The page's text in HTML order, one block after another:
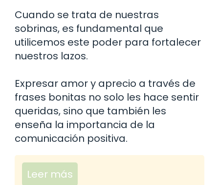
Cuando se trata de nuestras
sobrinas, es fundamental que
utilicemos este poder para fortalecer
nuestros lazos.
Expresar amor y aprecio a través de
frases bonitas no solo les hace sentir
queridas, sino que también les
enseña la importancia de la
comunicación positiva.
Leer más